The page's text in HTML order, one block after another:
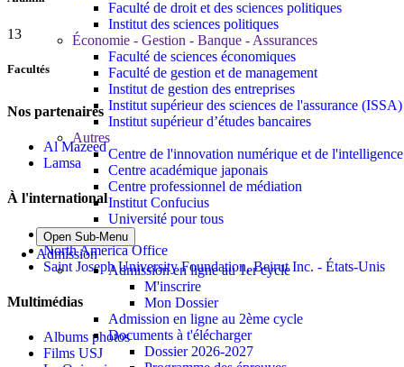
Faculté de droit et des sciences politiques
Institut des sciences politiques
Économie - Gestion - Banque - Assurances
Faculté de sciences économiques
Faculté de gestion et de management
Institut de gestion des entreprises
Institut supérieur des sciences de l'assurance (ISSA)
Institut supérieur d’études bancaires
Autres
Centre de l'innovation numérique et de
Centre académique japonais
Centre professionnel de médiation
Institut Confucius
Université pour tous
Open Sub-Menu
Admission
Admission en ligne au 1er cycle
M'inscrire
Mon Dossier
Admission en ligne au 2ème cycle
Documents à t'élécharger
Dossier 2026-2027
13
Facultés
Nos partenaires
Al Mazeed
Lamsa
À l'international
Bureau de Paris
North America Office
Saint Joseph University Foundation, Beirut Inc. - États-Unis
Multimédias
Albums photos
Films USJ